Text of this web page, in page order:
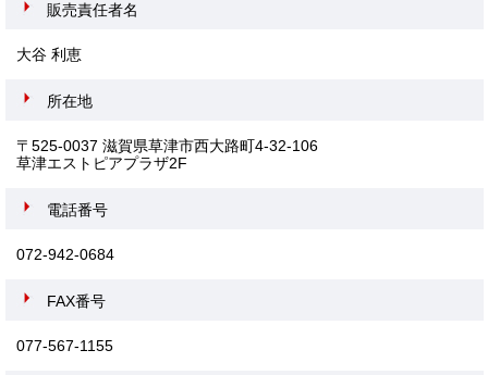
販売責任者名
大谷 利恵
所在地
〒525-0037 滋賀県草津市西大路町4-32-106
草津エストピアプラザ2F
電話番号
072-942-0684
FAX番号
077-567-1155